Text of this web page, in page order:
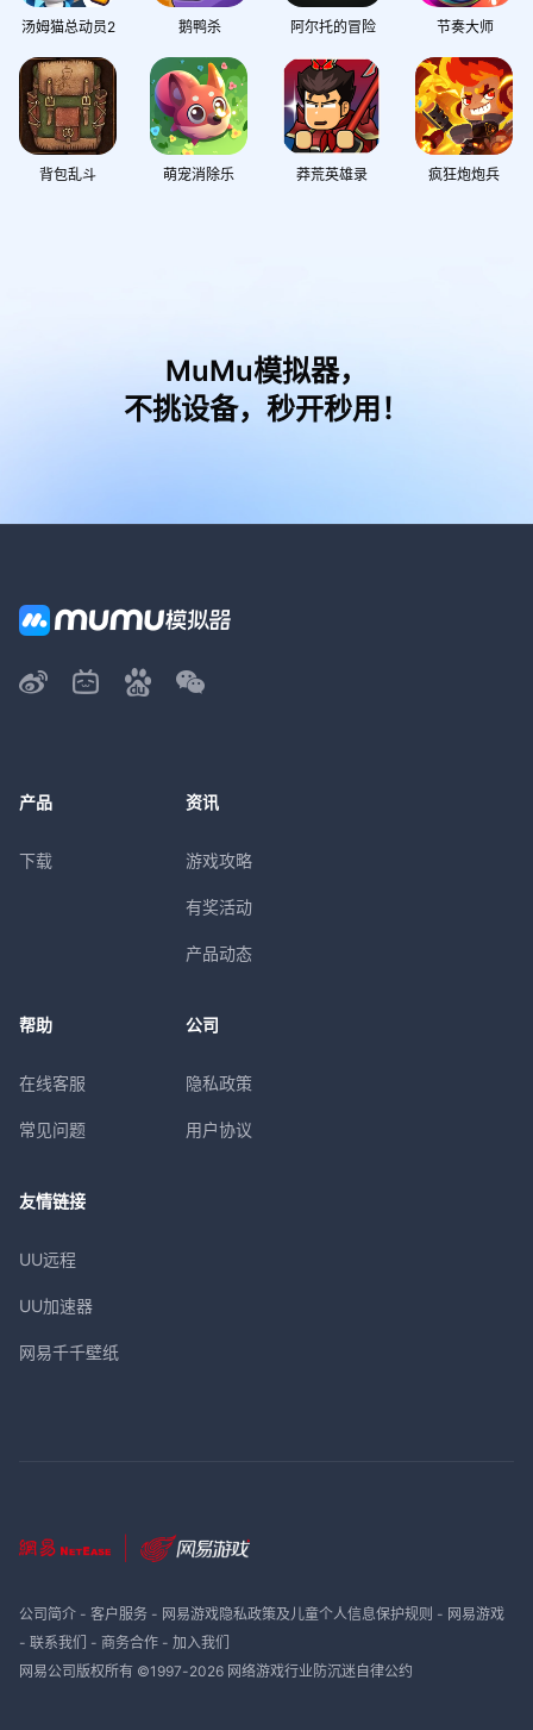
汤姆猫总动员2 鹅鸭杀 阿尔托的冒险 节奏大师
背包乱斗 萌宠消除乐 莽荒英雄录 疯狂炮炮兵
MuMu模拟器，
不挑设备，秒开秒用！
产品
下载
资讯
游戏攻略
有奖活动
产品动态
帮助
在线客服
常见问题
公司
隐私政策
用户协议
友情链接
UU远程
UU加速器
网易千千壁纸
公司简介- 客户服务- 网易游戏隐私政策及儿童个人信息保护规则 - 网易游戏
- 联系我们 - 商务合作- 加入我们
网易公司版权所有 ©1997-2026 网络游戏行业防沉迷自律公约